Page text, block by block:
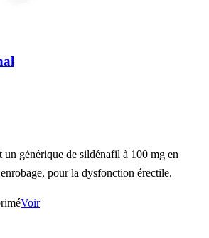
un générique de sildénafil à 100 mg en
pour la dysfonction érectile.
Voir